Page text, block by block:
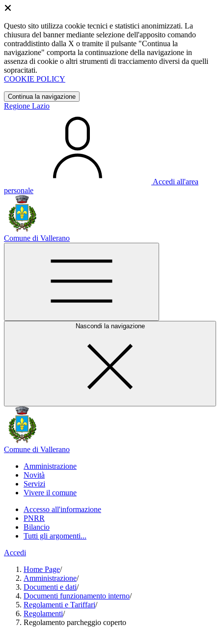
Questo sito utilizza cookie tecnici e statistici anonimizzati. La
chiusura del banner mediante selezione dell'apposito comando
contraddistinto dalla X o tramite il pulsante "Continua la
navigazione" comporta la continuazione della navigazione in
assenza di cookie o altri strumenti di tracciamento diversi da quelli
sopracitati.
COOKIE POLICY
Continua la navigazione
Regione Lazio
Accedi all'area
personale
Comune di Vallerano
Nascondi la navigazione
Comune di Vallerano
Amministrazione
Novità
Servizi
Vivere il comune
Accesso all'informazione
PNRR
Bilancio
Tutti gli argomenti...
Accedi
Home Page/
Amministrazione/
Documenti e dati/
Documenti funzionamento interno/
Regolamenti e Tariffari/
Regolamenti/
Regolamento parcheggio coperto